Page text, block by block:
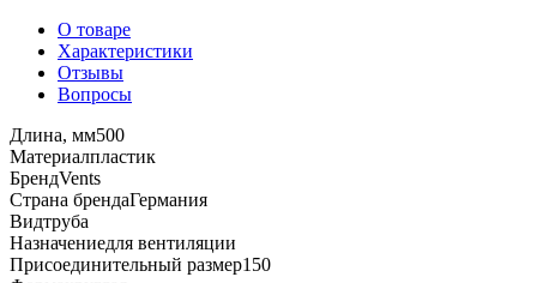
О товаре
Характеристики
Отзывы
Вопросы
Длина, мм500
Материалпластик
БрендVents
Страна брендаГермания
Видтруба
Назначениедля вентиляции
Присоединительный размер150